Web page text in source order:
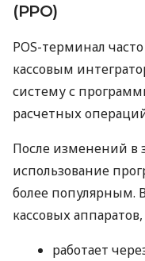
(РРО)
POS-терминал
кассовым
систему с
расчетных
После изменений в
использование
более популярным.
кассовых
работает